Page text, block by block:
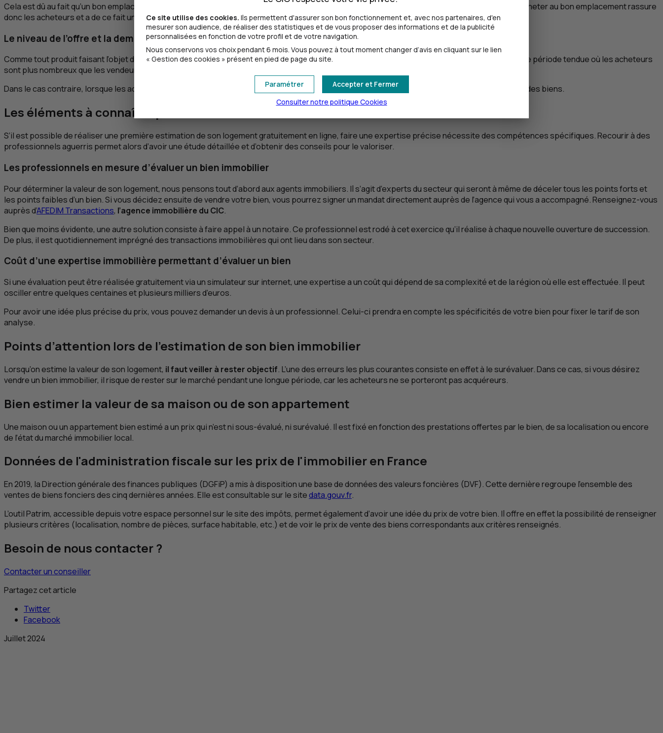
Cela est dû au fait qu’un bon emplacement augmente la probabilité de revendre son bien rapidement et à un prix intéressant le moment venu. Acheter au bon emplacement rassure
donc les acheteurs et a de ce fait un impact sur le prix des biens.
Le niveau de l’offre et la demande de biens immobiliers
Comme tout produit faisant l’objet de transactions, le prix des biens immobiliers est fonction du niveau de l’offre et de la demande. Au cours d’une période tendue où les acheteurs
sont plus nombreux que les vendeurs, la rareté de l’offre conduit à une augmentation des prix.
Dans le cas contraire, lorsque les acheteurs sont moins nombreux que les vendeurs, la faible demande aura pour impact de faire baisser le prix des biens.
Les éléments à connaître pour estimer son bien immobilier
S’il est possible de réaliser une première estimation de son logement gratuitement en ligne, faire une expertise précise nécessite des compétences spécifiques. Recourir à des
professionnels aguerris permet alors d’avoir une étude détaillée et d’obtenir des conseils pour le valoriser.
Les professionnels en mesure d’évaluer un bien immobilier
Pour déterminer la valeur de son logement, nous pensons tout d’abord aux agents immobiliers. Il s’agit d’experts du secteur qui seront à même de déceler tous les points forts et
les points faibles d’un bien. Si vous décidez ensuite de vendre votre bien, vous pourrez signer un mandat directement auprès de l’agence qui vous a accompagné. Renseignez-vous
auprès d’AFEDIM Transactions, l’agence immobilière du CIC.
Bien que moins évidente, une autre solution consiste à faire appel à un notaire. Ce professionnel est rodé à cet exercice qu’il réalise à chaque nouvelle ouverture de succession.
De plus, il est quotidiennement imprégné des transactions immobilières qui ont lieu dans son secteur.
Coût d’une expertise immobilière permettant d’évaluer un bien
Si une évaluation peut être réalisée gratuitement via un simulateur sur internet, une expertise a un coût qui dépend de sa complexité et de la région où elle est effectuée. Il peut
osciller entre quelques centaines et plusieurs milliers d’euros.
Pour avoir une idée plus précise du prix, vous pouvez demander un devis à un professionnel. Celui-ci prendra en compte les spécificités de votre bien pour fixer le tarif de son
analyse.
Points d’attention lors de l’estimation de son bien immobilier
Lorsqu’on estime la valeur de son logement, il faut veiller à rester objectif. L’une des erreurs les plus courantes consiste en effet à le surévaluer. Dans ce cas, si vous désirez
vendre un bien immobilier, il risque de rester sur le marché pendant une longue période, car les acheteurs ne se porteront pas acquéreurs.
Bien estimer la valeur de sa maison ou de son appartement
Une maison ou un appartement bien estimé a un prix qui n’est ni sous-évalué, ni surévalué. Il est fixé en fonction des prestations offertes par le bien, de sa localisation ou encore
de l’état du marché immobilier local.
Données de l'administration fiscale sur les prix de l'immobilier en France
En 2019, la Direction générale des finances publiques (DGFiP) a mis à disposition une base de données des valeurs foncières (DVF). Cette dernière regroupe l’ensemble des
ventes de biens fonciers des cinq dernières années. Elle est consultable sur le sitedata.gouv.fr.
L’outil Patrim, accessible depuis votre espace personnel sur le site des impôts, permet également d’avoir une idée du prix de votre bien. Il offre en effet la possibilité de renseigner
plusieurs critères (localisation, nombre de pièces, surface habitable, etc.) et de voir le prix de vente des biens correspondants aux critères renseignés.
Besoin de nous contacter ?
Contacter un conseiller
Partagez cet article
Twitter
Facebook
Juillet 2024
Ce site utilise des cookies. Ils permettent d'assurer son bon fonctionnement et, avec nos partenaires, d'en
mesurer son audience, de réaliser des statistiques et de vous proposer des informations et de la publicité
personnalisées en fonction de votre profil et de votre navigation.
Nous conservons vos choix pendant 6 mois. Vous pouvez à tout moment changer d’avis en cliquant sur le lien
« Gestion des cookies » présent en pied de page du site.
Accepter et Fermer
Paramétrer
Consulter notre politique Cookies